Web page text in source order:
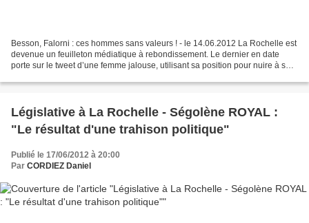
Besson, Falorni : ces hommes sans valeurs ! - le 14.06.2012 La Rochelle est
devenue un feuilleton médiatique à rebondissement. Le dernier en date
porte sur le tweet d’une femme jalouse, utilisant sa position pour nuire à sa
Législative à La Rochelle - Ségolène ROYAL :
"Le résultat d'une trahison politique"
Publié le 17/06/2012 à 20:00
Par CORDIEZ Daniel